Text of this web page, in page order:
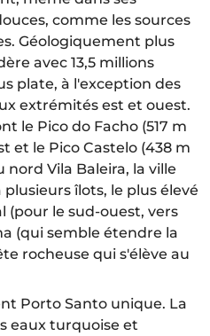
comme les sources
Géologiquement plus
avec 13,5 millions
plate, à l'exception des
extrémités est et ouest.
le Pico do Facho (517 m
et le Pico Castelo (438 m
Vila Baleira, la ville
îlots, le plus élevé
(pour le sud-ouest, vers
(qui semble étendre la
rocheuse qui s'élève au
Porto Santo unique. La
eaux turquoise et